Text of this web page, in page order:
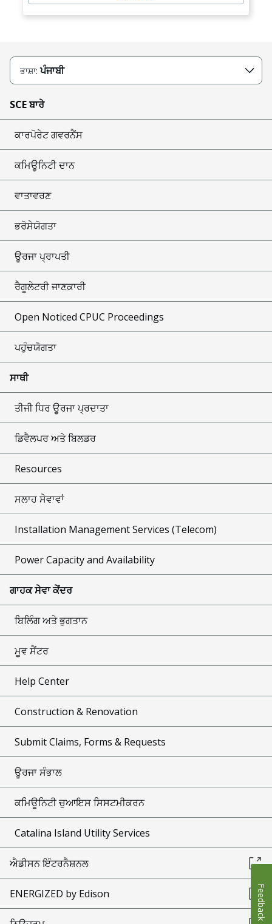
ਭਾਸ਼ਾ:ਪੰਜਾਬੀ
SCE ਬਾਰੇ
ਕਾਰਪੋਰੇਟ ਗਵਰਨੈਂਸ
ਕਮਿਊਨਿਟੀ ਦਾਨ
ਵਾਤਾਵਰਣ
ਭਰੋਸੇਯੋਗਤਾ
ਊਰਜਾ ਪ੍ਰਾਪਤੀ
ਰੈਗੂਲੇਟਰੀ ਜਾਣਕਾਰੀ
Open Noticed CPUC Proceedings
ਪਹੁੰਚਯੋਗਤਾ
ਸਾਥੀ
ਤੀਜੀ ਧਿਰ ਊਰਜਾ ਪ੍ਰਦਾਤਾ
ਡਿਵੈਲਪਰ ਅਤੇ ਬਿਲਡਰ
Resources
ਸਲਾਹ ਸੇਵਾਵਾਂ
Installation Management Services (Telecom)
Power Capacity and Availability
ਗਾਹਕ ਸੇਵਾ ਕੇਂਦਰ
ਬਿਲਿੰਗ ਅਤੇ ਭੁਗਤਾਨ
ਮੂਵ ਸੈਂਟਰ
Help Center
Construction & Renovation
Submit Claims, Forms & Requests
ਊਰਜਾ ਸੰਭਾਲ
ਕਮਿਊਨਿਟੀ ਚੁਆਇਸ ਸਿਸਟਮੀਕਰਨ
Catalina Island Utility Services
ਐਡੀਸਨ ਇੰਟਰਨੈਸ਼ਨਲ
ENERGIZED by Edison Feedback